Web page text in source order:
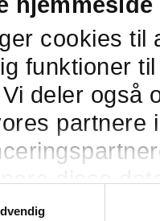
cookies til
funktioner
deler også
partnere
disse
de har